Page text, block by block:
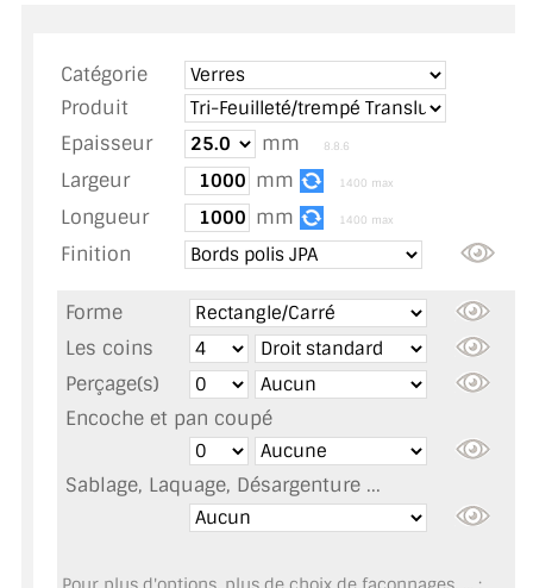
TOUS LES TARIFS AU M2
GUIDE : CHOIX PAR UTILISATION
INSPIRATIONS ET NOUVEAUTÉS
AMBIANCE LAITON BROSSÉ
MIROIR SUR MESURE
MIROIR VIEILLI
MIROIR DÉCORATIF DE COULEUR
LOTS DE MIROIRS EN MOZAÏQUE
Catégorie
Produit
Epaisseur
mm 8.8.6
Largeur mm 1400 max
Longueur mm 1400 max
Finition
Forme
Les coins
Perçage(s)
Encoche et pan coupé
Sablage, Laquage, Désargenture ...